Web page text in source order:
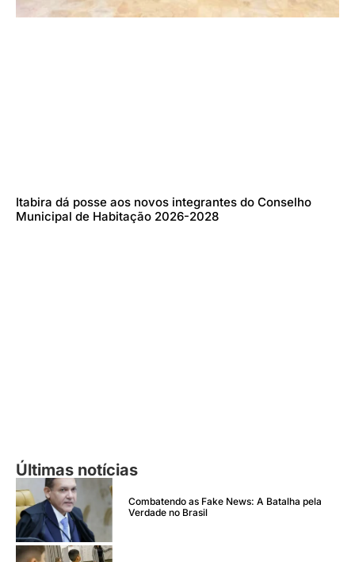
Itabira dá posse aos novos integrantes do Conselho
Municipal de Habitação 2026-2028
Últimas notícias
Combatendo as Fake News: A Batalha pela
Verdade no Brasil